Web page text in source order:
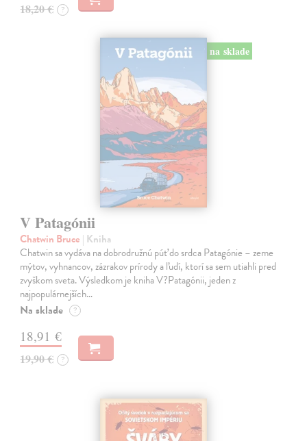
18,20 € ?
na sklade
V Patagónii
Chatwin Bruce | Kniha
Chatwin sa vydáva na dobrodružnú púť do srdca Patagónie – zeme
mýtov, vyhnancov, zázrakov prírody a ľudí, ktorí sa sem utiahli pred
zvyškom sveta. Výsledkom je kniha V?Patagónii, jeden z
najpopulárnejších…
Na sklade ?
18,91 €
19,90 € ?